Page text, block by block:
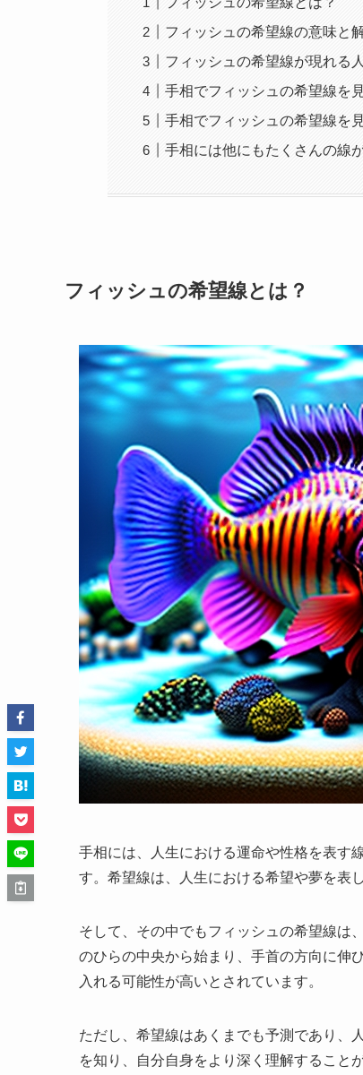
フィッシュの希望線の意味と
フィッシュの希望線が現れる
手相でフィッシュの希望線を
手相でフィッシュの希望線を
手相には他にもたくさんの線
フィッシュの希望線とは？
手相には、人生における運命や性格を表す
す。希望線は、人生における希望や夢を表
そして、その中でもフィッシュの希望線は
のひらの中央から始まり、手首の方向に伸
入れる可能性が高いとされています。
ただし、希望線はあくまでも予測であり、
を知り、自分自身をより深く理解すること